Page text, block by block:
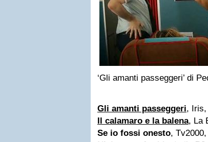
‘Gli amanti passeggeri’ di
Gli amanti passeggeri, Iris,
Il calamaro e la balena, La
Se io fossi onesto,